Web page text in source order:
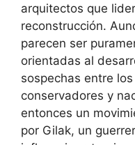
arquitectos que
reconstrucción.
parecen ser
orientadas al
sospechas entre
conservadores y
entonces un
por Gilak, un